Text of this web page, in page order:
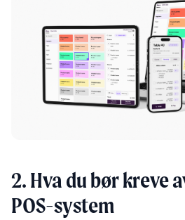
2. Hva du bør kreve
POS-system